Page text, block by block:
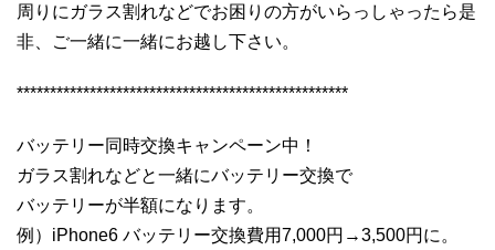
周りにガラス割れなどでお困りの方がいらっしゃったら是
非、ご一緒に一緒にお越し下さい。
**************************************************
バッテリー同時交換キャンペーン中！
ガラス割れなどと一緒にバッテリー交換で
バッテリーが半額になります。
例）iPhone6 バッテリー交換費用7,000円→3,500円に。